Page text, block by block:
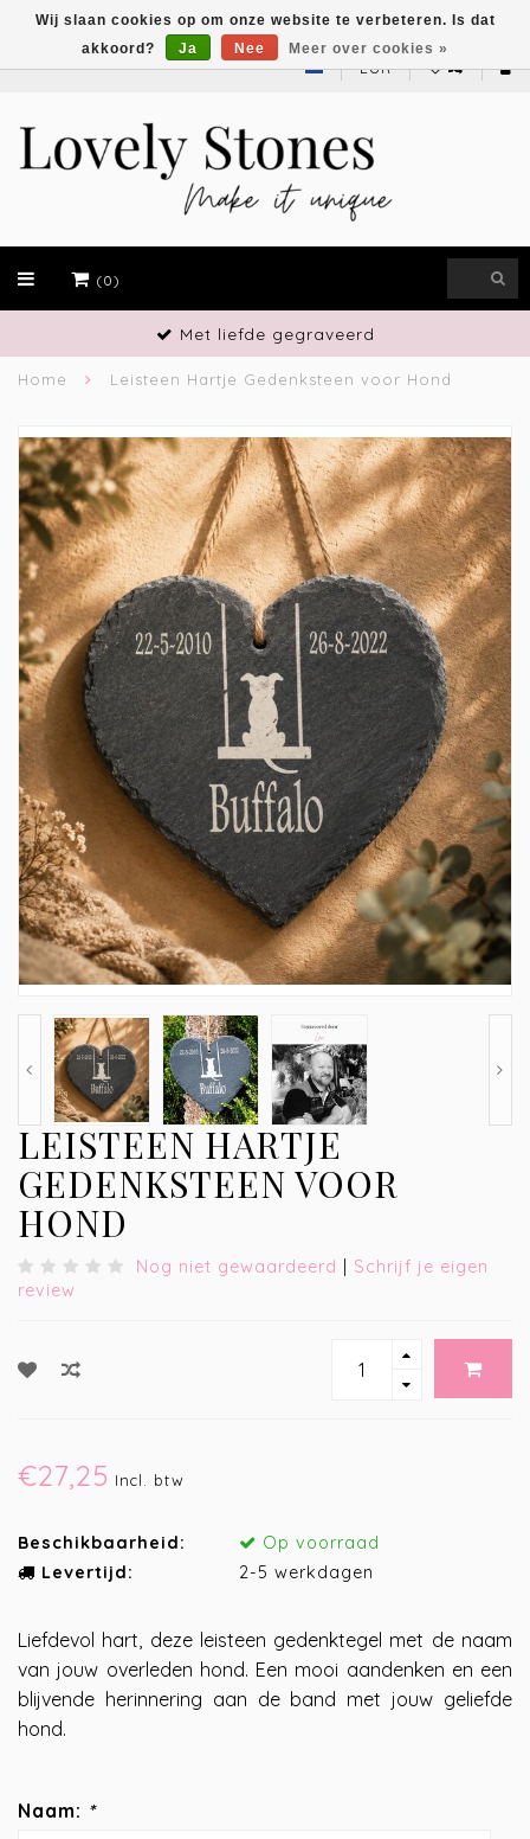
EUR
(0)
Vakmanschap
Home Leisteen Hartje Gedenksteen voor Hond
LEISTEEN HARTJE
GEDENKSTEEN VOOR
HOND
Nog niet gewaardeerd | Schrijf je eigen
review
€27,25 Incl. btw
Beschikbaarheid:
Op voorraad
Levertijd:
2-5 werkdagen
Liefdevol hart, deze leisteen gedenktegel met de naam
van jouw overleden hond. Een mooi aandenken en een
blijvende herinnering aan de band met jouw geliefde
hond.
Naam: *
Wij slaan cookies op om onze website te verbeteren. Is dat
akkoord?
Ja Nee Meer over cookies »